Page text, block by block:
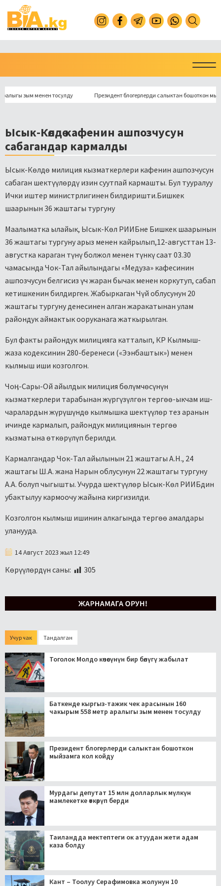
зым менен тосулду Президент блогерлерди салыктан бошоткон
Ысык-Көлдө кафенин ашпозчусун
сабагандар кармалды
Ысык-Көлдө милиция кызматкерлери кафенин ашпозчусун
сабаган шектүүлөрдү изин суутпай кармашты. Бул тууралуу
Ички иштер министрлигинен билдиришти.Бишкек
шаарынын 36 жаштагы тургуну
Маалыматка ылайык, Ысык-Көл РИИБне Бишкек шаарынын
36 жаштагы тургуну арыз менен кайрылып,12-августтан 13-
августка караган түнү болжол менен түнкү саат 03.30
чамасында Чок-Тал айылындагы «Медуза» кафесинин
ашпозчусун белгисиз үч жаран бычак менен коркутуп, сабап
кетишкенин билдирген. Жабыркаган Чүй облусунун 20
жаштагы тургуну денесинен алган жаракатынан улам
райондук аймактык ооруканага жаткырылган.
Бул факты райондук милицияга катталып, КР Кылмыш-
жаза кодексинин 280-беренеси («Ээнбаштык») менен
кылмыш иши козголгон.
Чоӊ-Сары-Ой айылдык милиция бөлүмчөсүнүн
кызматкерлери тарабынан жүргүзүлгөн тергөө-ыкчам иш-
чаралардын жүрүшүндө кылмышка шектүүлөр тез аранын
ичинде кармалып, райондук милициянын тергөө
кызматына өткөрүлүп берилди.
Кармалгандар Чок-Тал айылынын 21 жаштагы А.Н., 24
жаштагы Ш.А. жана Нарын облусунун 22 жаштагы тургуну
А.А. болуп чыгышты. Учурда шектүүлөр Ысык-Көл РИИБдин
убактылуу кармоочу жайына киргизилди.
Козголгон кылмыш ишинин алкагында тергөө амалдары
уланууда.
14 Август 2023 жыл 12:49
Көрүүлөрдүн саны: 305
Учур чак Тандалган
Тоголок Молдо көчөсүнүн бир бөлүгү жабылат
Баткенде кыргыз-тажик чек арасынын 160
чакырым 558 метр аралыгы зым менен тосулду
Президент блогерлерди салыктан бошоткон
мыйзамга кол койду
Мурдагы депутат 15 млн долларлык мүлкүн
мамлекетке өткөрүп берди
Таиландда мектептеги ок атуудан жети адам
каза болду
Кант – Тоолуу Серафимовка жолунун 10